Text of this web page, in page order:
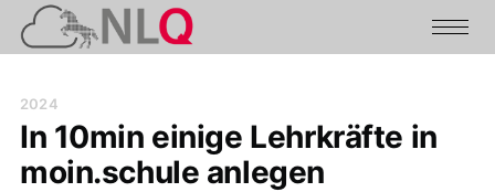
2024
In 10min einige Lehrkräfte in
moin.schule anlegen